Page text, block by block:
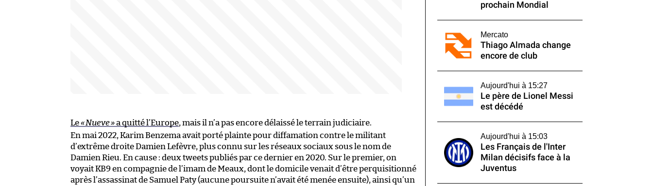
Le«Nueve»a quitté l’Europe, mais il n’a pas encore délaissé le terrain judiciaire.
En mai 2022, Karim Benzema avait porté plainte pour diffamation contre le militant
d’extrême droite Damien Lefèvre, plus connu sur les réseaux sociaux sous le nom de
Damien Rieu. En cause : deux tweets publiés par ce dernier en 2020. Sur le premier, on
voyait KB9 en compagnie de l’imam de Meaux, dont le domicile venait d’être perquisitionné
après l’assassinat de Samuel Paty (aucune poursuite n’avait été menée ensuite), ainsi qu’un
prochain Mondial
Mercato
Thiago Almada change
encore de club
Aujourd'hui à 15:27
Le père de Lionel Messi
est décédé
Aujourd'hui à 15:03
Les Français de l'Inter
Milan décisifs face à la
Juventus